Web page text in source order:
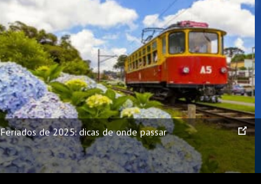
Feriados de 2025: dicas de onde passar